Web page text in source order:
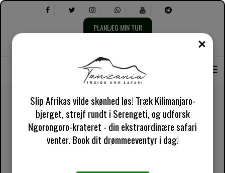
PLANLÆG MIN TUR
Slip Afrikas vilde skønhed løs! Træk Kilimanjaro-
bjerget, strejf rundt i Serengeti, og udforsk
Ngorongoro-krateret - din ekstraordinære safari
venter. Book dit drømmeeventyr i dag!
TÆT